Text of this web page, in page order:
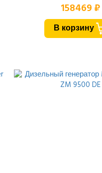
158469 ₽
В корзину